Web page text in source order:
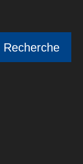
Recherche